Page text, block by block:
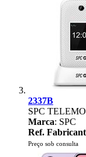
2337B
SPC
Marca: SPC
Ref.
Preço sob consulta